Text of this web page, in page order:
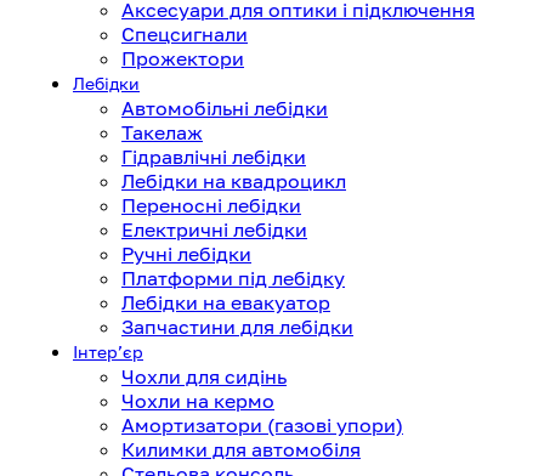
Аксесуари для оптики і підключення
Спецсигнали
Прожектори
Лебідки
Автомобільні лебідки
Такелаж
Гідравлічні лебідки
Лебідки на квадроцикл
Переносні лебідки
Електричні лебідки
Ручні лебідки
Платформи під лебідку
Лебідки на евакуатор
Запчастини для лебідки
Інтерʼєр
Чохли для сидінь
Чохли на кермо
Амортизатори (газові упори)
Килимки для автомобіля